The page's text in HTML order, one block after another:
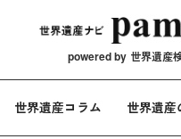
メ
powered by 世界遺産
世界遺産コラム 世界遺産